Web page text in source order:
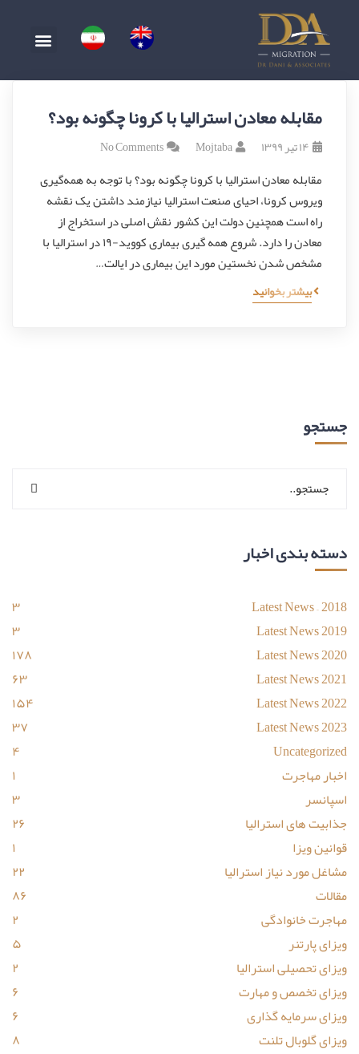
مقابله معادن استرالیا با کرونا چگونه بود؟
۱۴ تیر ۱۳۹۹ Mojtaba
No Comments
مقابله معادن استرالیا با کرونا چگونه بود؟ با توجه به همه‌گیری
ویروس کرونا، احیای صنعت استرالیا نیازمند داشتن یک نقشه
راه است همچنین دولت این کشور نقش اصلی در استخراج از
معادن را دارد. شروع همه گیری بیماری کووید-۱۹ در استرالیا با
مشخص شدن نخستین مورد این بیماری در ایالت…
بیشتر بخوانید
جستجو
دسته بندی اخبار
Latest News – 2018
۳
Latest News 2019
۳
Latest News 2020
۱۷۸
Latest News 2021
۶۳
Latest News 2022
۱۵۴
Latest News 2023
۳۷
Uncategorized
۴
اخبار مهاجرت
۱
اسپانسر
۳
جذابیت های استرالیا
۲۶
قوانین ویزا
۱
مشاغل مورد نیاز استرالیا
۲۲
مقالات
۸۶
مهاجرت خانوادگی
۲
ویزای پارتنر
۵
ویزای تحصیلی استرالیا
۲
ویزای تخصص و مهارت
۶
ویزای سرمایه گذاری
۶
ویزای گلوبال تلنت
۸